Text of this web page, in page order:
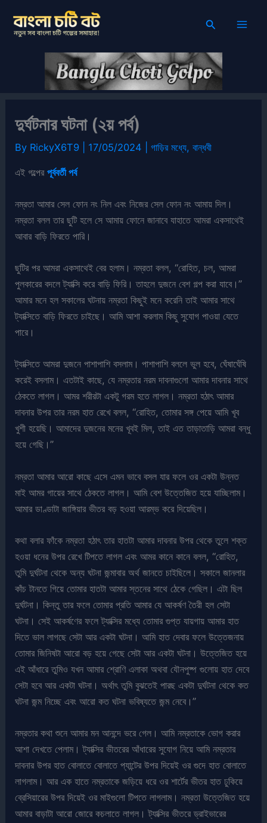
content
Search
দুর্ঘটনার ঘটনা (২য় পর্ব)
By RickyX6T9 17/05/2024 |গাড়ির মধ্যে,বান্ধবী
এই গল্পেরপূর্ববর্তী পর্ব
নম্রতা আমার সেল ফোন নং নিল এবং নিজের সেল ফোন নং আমায় দিল।
নম্রতা বলল তার ছুটি হলে সে আমায় ফোনে জানাবে যাহাতে আমরা একসাথেই
আবার বাড়ি ফিরতে পারি।
ছুটির পর আমরা একসাথেই বের হলাম। নম্রতা বলল, “রোহিত, চল, আমরা
পুলকারের বদলে ট্যাক্সি করে বাড়ি ফিরি। তাহলে দুজনে বেশ গল্প করা যাবে।”
আমার মনে হল সকালের ঘটনায় নম্রতা কিছুই মনে করেনি তাই আমার সাথে
ট্যাক্সিতে বাড়ি ফিরতে চাইছে। আমি আশা করলাম কিছু সুযোগ পাওয়া যেতে
পারে।
ট্যাক্সিতে আমরা দুজনে পাশাপাশি বসলাম। পাশাপাশি বললে ভুল হবে, ঘেঁষাঘেঁষি
করেই বসলাম। এতটাই কাছে, যে নম্রতার নরম দাবনাগুলো আমার দাবনার সাথে
ঠেকতে লাগল। আমর শরীরটা একটু গরম হতে লাগল। নম্রতা হঠাৎ আমার
দাবনার উপর তার নরম হাত রেখে বলল, “রোহিত, তোমার সঙ্গ পেয়ে আমি খূব
খুশী হয়েছি। আমাদের দুজনের মনের খূবই মিল, তাই এত তাড়াতাড়ি আমরা বন্ধু
হয়ে গেছি।”
নম্রতা আমার আরো কাছে এসে এমন ভাবে বসল যার ফলে ওর একটা উন্নত
মাই আমর গায়ের সাথে ঠেকতে লাগল। আমি বেশ উত্তেজিত হয়ে যাচ্ছিলাম।
আমার ডাণ্ডাটা জাঙ্গিয়ার ভীতর বড় হওয়া আরম্ভ করে দিয়েছিল।
কথা বলার ফাঁকে নম্রতা হঠাৎ তার হাতটা আমার দাবনার উপর থেকে তুলে শক্ত
হওয়া ধনের উপর রেখে টিপতে লাগল এবং আমর কানে কানে বলল, “রোহিত,
তুমি দুর্ঘটনা থেকে অন্য ঘটনা জন্মাবার অর্থ জানতে চাইছিলে। সকালে জানলার
কাঁচ টানতে গিয়ে তোমার হাতটা আমার স্তনের সাথে ঠেকে গেছিল। এটা ছিল
দুর্ঘটনা। কিন্তু তার ফলে তোমার প্রতি আমার যে আকর্ষণ তৈরী হল সেটা
ঘটনা। সেই আকর্ষণের ফলে ট্যাক্সির মধ্যে তোমার গুপ্ত যায়গায় আমার হাত
দিতে ভাল লাগছে সেটা আর একটা ঘটনা। আমি হাত দেবার ফলে উত্তেজনায়
তোমার জিনিষটা আরো বড় হয়ে গেছে সেটা আর একটা ঘটনা। উত্তেজিত হয়ে
এই আঁধারে তুমিও যখন আমার শ্রোণি এলাকা অথবা যৌনপুষ্প গুলোয় হাত দেবে
সেটা হবে আর একটা ঘটনা। অর্থাৎ তুমি বুঝতেই পারছ একটা দুর্ঘটনা থেকে কত
ঘটনা জন্ম নিচ্ছে এবং আরো কত ঘটনা ভবিষ্যতে জন্ম নেবে।”
নম্রতার কথা শুনে আমার মন আনন্দে ভরে গেল। আমি নম্রতাকে ভোগ করার
আশা দেখতে পেলাম। ট্যাক্সির ভীতরের আঁধারের সুযোগ নিয়ে আমি নম্রতার
দাবনার উপর হাত বোলাতে বোলাতে প্যান্টের উপর দিয়েই ওর গুদে হাত বোলাতে
লাগলাম। আর এক হাতে নম্রতাকে জড়িয়ে ধরে ওর শার্টের ভীতর হাত ঢুকিয়ে
ব্রেসিয়ারের উপর দিয়েই ওর মাইগুলো টিপতে লাগলাম। নম্রতা উত্তেজিত হয়ে
আমার বাড়াটা আরো জোরে কচলাতে লাগল। ট্যাক্সির ভীতরে ড্রাইভারের